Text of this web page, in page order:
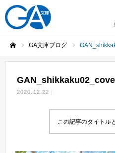
GA文庫ブログ
2020.12.22
この記事のタイトル